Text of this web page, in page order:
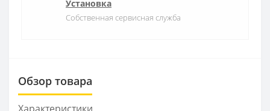
Установка
Собственная сервисная служба
Обзор товара
Характеристики